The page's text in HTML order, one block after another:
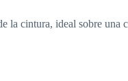
la cintura, ideal sobre una